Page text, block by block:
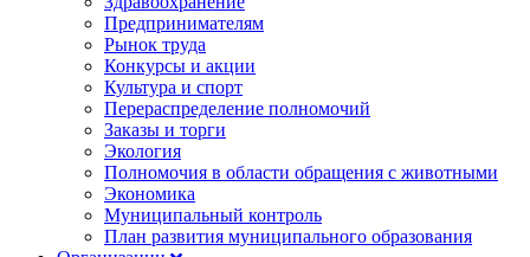
Предпринимателям
Рынок труда
Конкурсы и акции
Культура и спорт
Перераспределение полномочий
Заказы и торги
Экология
Полномочия в области обращения с животными
Экономика
Муниципальный контроль
План развития муниципального образования